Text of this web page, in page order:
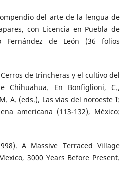
del arte de la lengua de
con Licencia en Puebla de
Fernández de León (36 folios
Cerros de trincheras y el cultivo del
Chihuahua. En Bonfiglioni, C.,
A. (eds.), Las vías del noroeste I:
americana (113-132), México:
A Massive Terraced Village
3000 Years Before Present.